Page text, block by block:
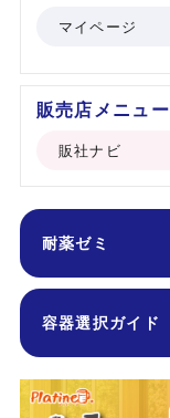
マイページ
販売店メニュー
販社ナビ
耐薬ゼミ
容器選択ガイド